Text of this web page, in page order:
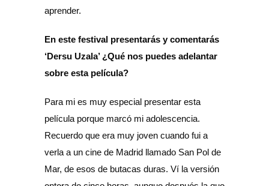
aprender.
En este festival presentarás y comentarás
‘Dersu Uzala’ ¿Qué nos puedes adelantar
sobre esta película?
Para mi es muy especial presentar esta
película porque marcó mi adolescencia.
Recuerdo que era muy joven cuando fui a
verla a un cine de Madrid llamado San Pol de
Mar, de esos de butacas duras. Ví la versión